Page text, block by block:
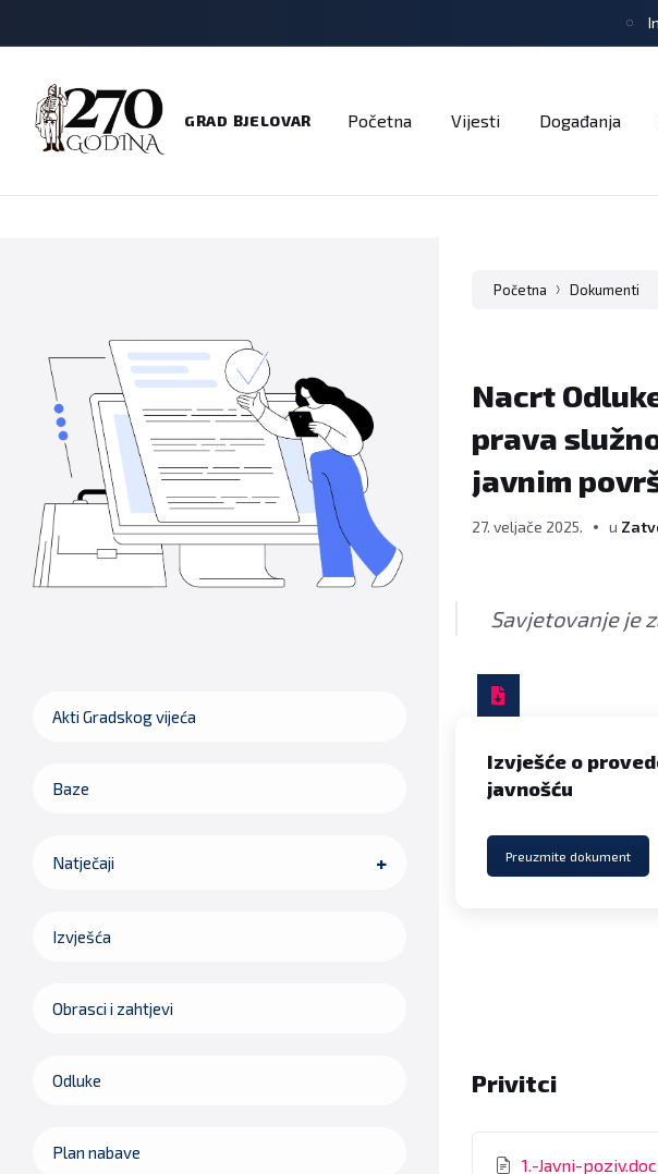
GRAD BJELOVAR Početna Vijesti Događanja
Početna Dokumenti
Nacrt
prava
javnim
27. veljače 2025. u
Savjetovanje je
Izvješće o
javnošću
Preuzmite dokument
Privitci
1.-Javni-
Akti Gradskog vijeća
Baze
Natječaji
Izvješća
Obrasci i zahtjevi
Odluke
Plan nabave